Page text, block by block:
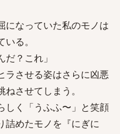
になっていた私のモノは
る。
だ？これ」
ラさせる姿はさらに凶悪
させてしまう。
しく「うふふ〜」と笑顔
詰めたモノを『にぎに